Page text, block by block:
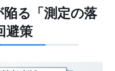
る「測定の落
避策